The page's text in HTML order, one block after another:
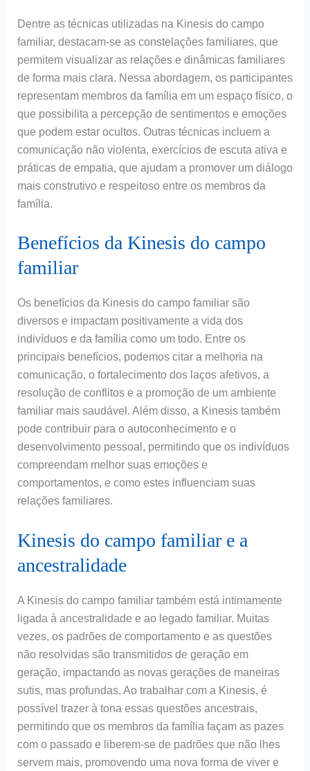
Dentre as técnicas utilizadas na Kinesis do campo
familiar, destacam-se as constelações familiares, que
permitem visualizar as relações e dinâmicas familiares
de forma mais clara. Nessa abordagem, os participantes
representam membros da família em um espaço físico, o
que possibilita a percepção de sentimentos e emoções
que podem estar ocultos. Outras técnicas incluem a
comunicação não violenta, exercícios de escuta ativa e
práticas de empatia, que ajudam a promover um diálogo
mais construtivo e respeitoso entre os membros da
família.
Benefícios da Kinesis do campo
familiar
Os benefícios da Kinesis do campo familiar são
diversos e impactam positivamente a vida dos
indivíduos e da família como um todo. Entre os
principais benefícios, podemos citar a melhoria na
comunicação, o fortalecimento dos laços afetivos, a
resolução de conflitos e a promoção de um ambiente
familiar mais saudável. Além disso, a Kinesis também
pode contribuir para o autoconhecimento e o
desenvolvimento pessoal, permitindo que os indivíduos
compreendam melhor suas emoções e
comportamentos, e como estes influenciam suas
relações familiares.
Kinesis do campo familiar e a
ancestralidade
A Kinesis do campo familiar também está intimamente
ligada à ancestralidade e ao legado familiar. Muitas
vezes, os padrões de comportamento e as questões
não resolvidas são transmitidos de geração em
geração, impactando as novas gerações de maneiras
sutis, mas profundas. Ao trabalhar com a Kinesis, é
possível trazer à tona essas questões ancestrais,
permitindo que os membros da família façam as pazes
com o passado e liberem-se de padrões que não lhes
servem mais, promovendo uma nova forma de viver e